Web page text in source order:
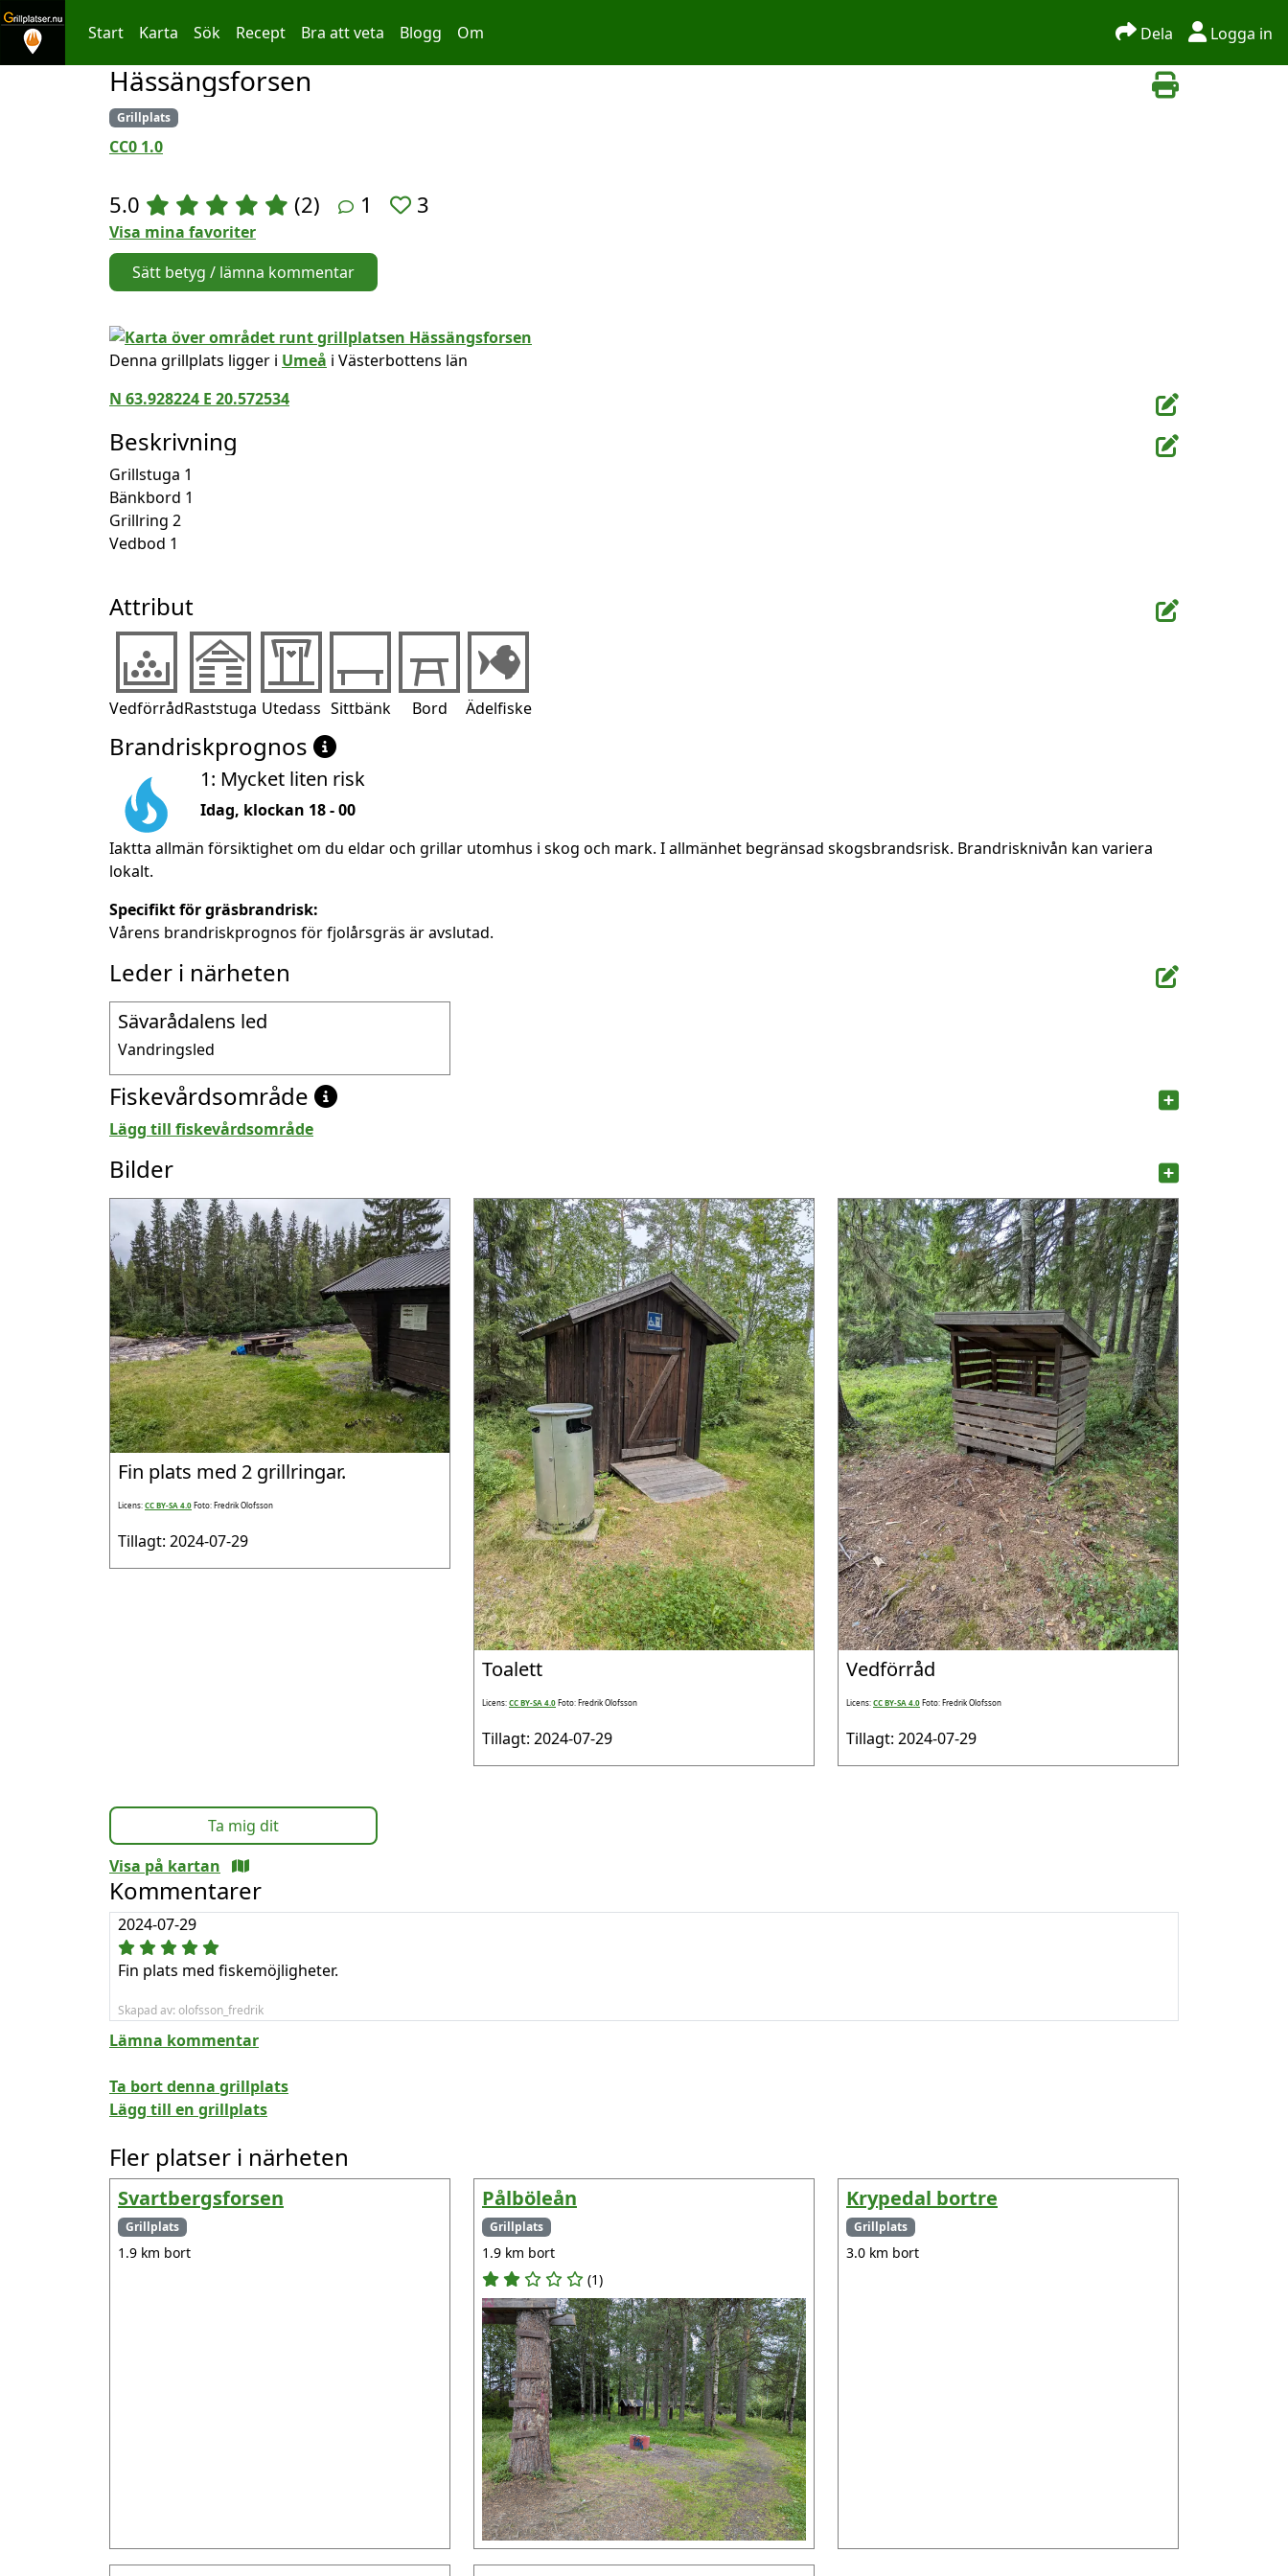
Hoppa till innehållet
Start Karta Sök Recept Bra att veta Blogg Om Dela Logga in
Hässängsforsen
Grillplats
CC0 1.0
5.0 (2) 1 3
Visa mina favoriter
Sätt betyg / lämna kommentar
Denna grillplats ligger i Umeå i Västerbottens län
N 63.928224 E 20.572534
Beskrivning
Grillstuga 1
Bänkbord 1
Grillring 2
Vedbod 1
Attribut
VedförrådRaststuga Utedass Sittbänk Bord Ädelfiske
Brandriskprognos
1: Mycket liten risk
Idag, klockan 18 - 00
Iaktta allmän försiktighet om du eldar och grillar utomhus i skog och mark. I allmänhet begränsad skogsbrandsrisk. Brandrisknivån kan variera
lokalt.
Specifikt för gräsbrandrisk:
Vårens brandriskprognos för fjolårsgräs är avslutad.
Leder i närheten
Sävarådalens led
Vandringsled
Fiskevårdsområde
Lägg till fiskevårdsområde
Bilder
Fin plats med 2 grillringar.
Licens:CC BY-SA 4.0Foto: Fredrik Olofsson
Tillagt: 2024-07-29
Toalett
Licens:CC BY-SA 4.0Foto: Fredrik Olofsson
Tillagt: 2024-07-29
Vedförråd
Licens:CC BY-SA 4.0Foto: Fredrik Olofsson
Tillagt: 2024-07-29
Ta mig dit
Visa på kartan
Kommentarer
2024-07-29
Fin plats med fiskemöjligheter.
Skapad av: olofsson_fredrik
Lämna kommentar
Ta bort denna grillplats
Lägg till en grillplats
Fler platser i närheten
Svartbergsforsen
Grillplats
1.9 km bort
Pålböleån
Grillplats
1.9 km bort
(1)
Krypedal bortre
Grillplats
3.0 km bort